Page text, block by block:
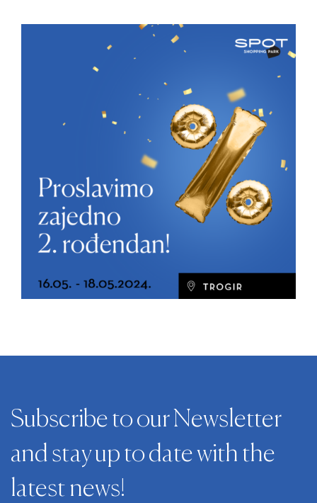
Subscribe to our Newsletter
and stay up to date with the
latest news!